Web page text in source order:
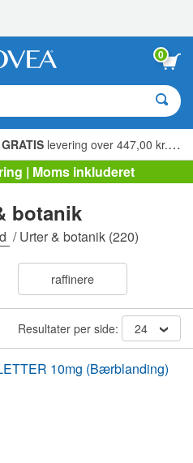
0
GRATIS levering over 447,00 kr. »
| Moms inkluderet
botanik
/Urter & botanik (220)
raffinere
Resultater per side: 24
10mg (Bærblanding)